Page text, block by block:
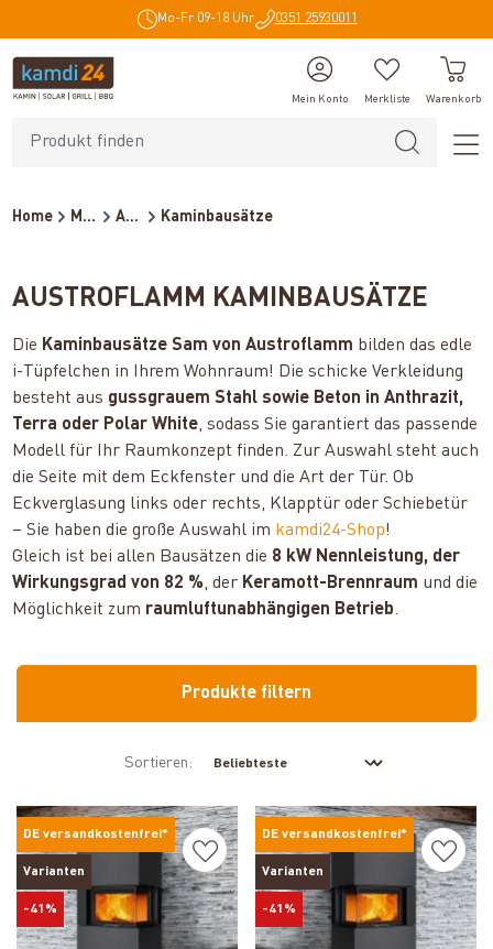
Mo-Fr 09-18 Uhr 0351 25930011
Mein Konto Merkliste Warenkorb
Home Marken Austroflamm Kaminbausätze
AUSTROFLAMM KAMINBAUSÄTZE
Die Kaminbausätze Sam von Austroflamm bilden das edle
i-Tüpfelchen in Ihrem Wohnraum! Die schicke Verkleidung
besteht aus gussgrauem Stahl sowie Beton in Anthrazit,
Terra oder Polar White, sodass Sie garantiert das passende
Modell für Ihr Raumkonzept finden. Zur Auswahl steht auch
die Seite mit dem Eckfenster und die Art der Tür. Ob
Eckverglasung links oder rechts, Klapptür oder Schiebetür
– Sie haben die große Auswahl im kamdi24-Shop!
Gleich ist bei allen Bausätzen die 8 kW Nennleistung, der
Wirkungsgrad von 82 %, der Keramott-Brennraum und die
Möglichkeit zum raumluftunabhängigen Betrieb.
Produkte filtern
Sortieren:
DE versandkostenfrei*
Varianten
-41%
DE versandkostenfrei*
Varianten
-41%